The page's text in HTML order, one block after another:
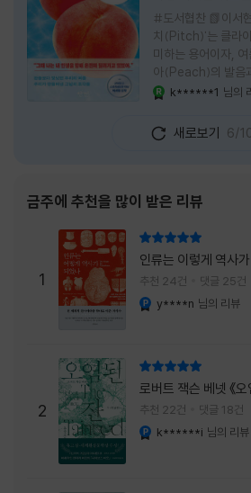
#도서협찬 📗이서
치(Pitch)'는 클라
미하는 용어이자,
아(Peach)의 발음
중의적인 제목 안에
럼 가장 달콤하고 찬
그 여름도 끝이 있다
피치』는 끝나가는
의미하는 제목이었
잃어버린 다섯 인물
👧연인에게 이별을
댓글로 인해 카메라
튜버
k******1 님의
새로보기 6/
금주에 추천을 많이 받은 리뷰
1
인류는 이렇게 역사가 되었다 <
역사가 되었나>
추천 24건 댓글 25건
y****n 님의 리뷰
2
로버트 잭슨 베넷 《
주는 실감과 미스터
내는 최상의 시너지...
추천 22건 댓글 18건
k******i 님의 리뷰